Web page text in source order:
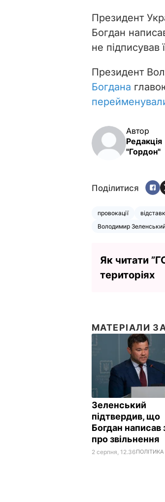
Президент
Богдан
не підписував
Президент
Богдана
Автор
Редакція
"Гордон"
Поділитися
провокації
Володимир
Як читати
територіях
МАТЕРІАЛИ
Зеленський
підтвердив, що
Богдан написав
про звільнення
2 серпня, 12.36ПОЛІТИКА